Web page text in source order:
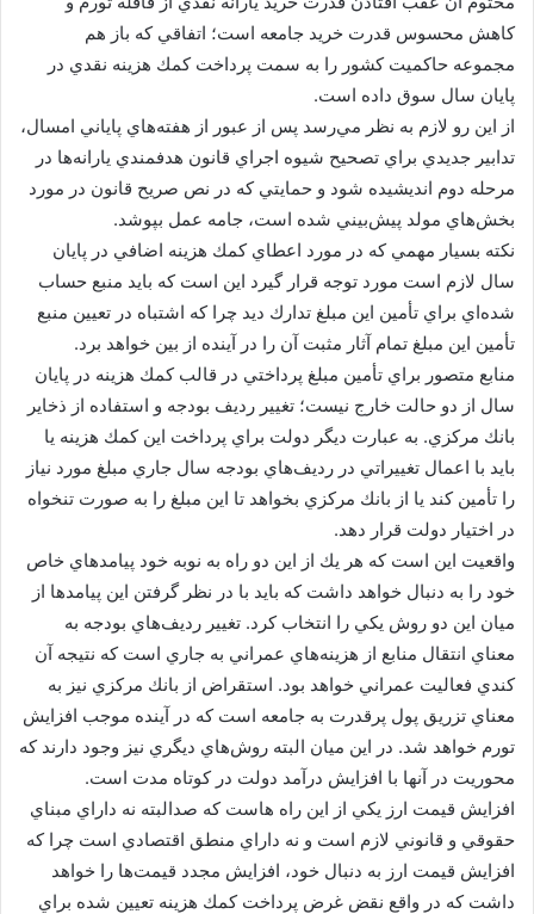
كاهش محسوس قدرت خريد جامعه است؛ اتفاقي كه باز هم
مجموعه حاكميت كشور را به سمت پرداخت كمك هزينه نقدي در
پايان سال سوق داده است.
از اين رو لازم به نظر مي‌رسد پس از عبور از هفته‌هاي پاياني امسال،
تدابير جديدي براي تصحيح شيوه اجراي قانون هدفمندي يارانه‌ها در
مرحله دوم انديشيده شود و حمايتي كه در نص صريح قانون در مورد
بخش‌هاي مولد پيش‌بيني شده است، جامه عمل بپوشد.
نكته بسيار مهمي كه در مورد اعطاي كمك هزينه اضافي در پايان
سال لازم است مورد توجه قرار گيرد اين است كه بايد منبع حساب
شده‌اي براي تأمين اين مبلغ تدارك ديد چرا كه اشتباه در تعيين منبع
تأمين اين مبلغ تمام آثار مثبت آن را در آينده از بين خواهد برد.
منابع متصور براي تأمين مبلغ پرداختي در قالب كمك هزينه در پايان
سال از دو حالت خارج نيست؛ تغيير رديف بودجه و استفاده از ذخاير
بانك مركزي. به عبارت ديگر دولت براي پرداخت اين كمك هزينه يا
بايد با اعمال تغييراتي در رديف‌هاي بودجه سال جاري مبلغ مورد نياز
را تأمين كند يا از بانك مركزي بخواهد تا اين مبلغ را به صورت تنخواه
در اختيار دولت قرار دهد.
واقعيت اين است كه هر يك از اين دو راه به نوبه خود پيامدهاي خاص
خود را به دنبال خواهد داشت كه بايد با در نظر گرفتن اين پيامدها از
ميان اين دو روش يكي را انتخاب كرد. تغيير رديف‌هاي بودجه به
معناي انتقال منابع از هزينه‌هاي عمراني به جاري است كه نتيجه آن
كندي فعاليت عمراني خواهد بود. استقراض از بانك مركزي نيز به
معناي تزريق پول پرقدرت به جامعه است كه در آينده موجب افزايش
تورم خواهد شد. در اين ميان البته روش‌هاي ديگري نيز وجود دارند كه
محوريت در آنها با افزايش درآمد دولت در كوتاه مدت است.
افزايش قيمت ارز يكي از اين راه هاست كه صدالبته نه داراي مبناي
حقوقي و قانوني لازم است و نه داراي منطق اقتصادي است چرا كه
افزايش قيمت ارز به دنبال خود، افزايش مجدد قيمت‌ها را خواهد
داشت كه در واقع نقض غرض پرداخت كمك هزينه تعيين شده براي